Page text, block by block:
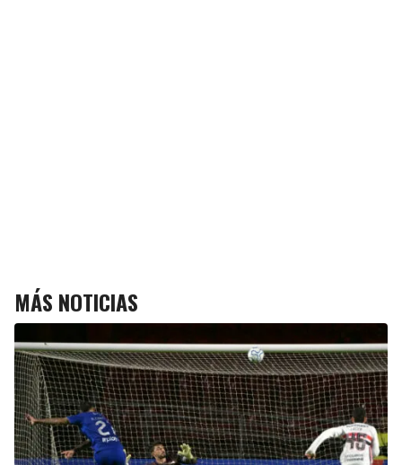
MÁS NOTICIAS